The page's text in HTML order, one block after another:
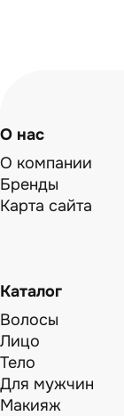
О нас
О компании
Бренды
Карта сайта
Каталог
Волосы
Лицо
Тело
Для мужчин
Макияж